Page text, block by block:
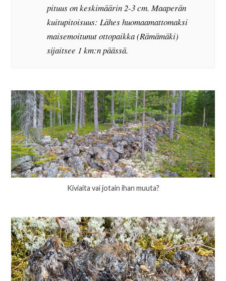
pituus on keskimäärin 2-3 cm. Maaperän
kuitupitoisuus: Lähes huomaamattomaksi
maisemoitunut ottopaikka (Rämämäki)
sijaitsee 1 km:n päässä.
Kiviaita vai jotain ihan muuta?